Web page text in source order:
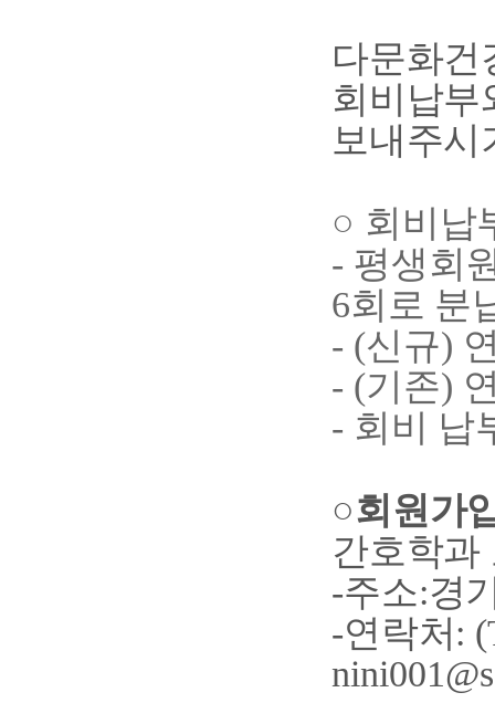
다문화건
회비납부
보내주
○ 회비납
- 평생회
6회로 분
- (신규)
- (기존)
- 회비 납
○회원가
간호학과
-주소:경
-연락처 :